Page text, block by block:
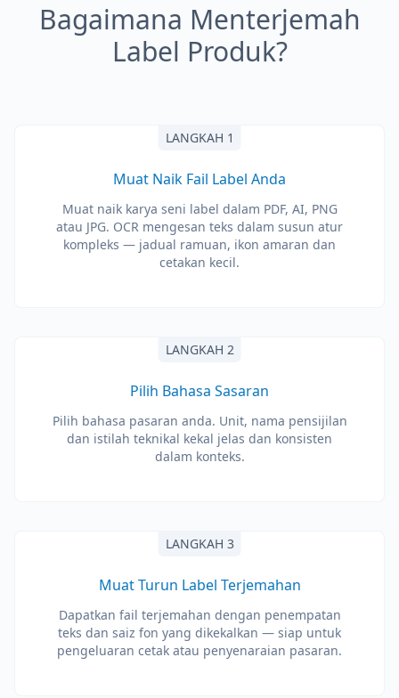
Bagaimana Menterjemah
Label Produk?
LANGKAH 1
Muat Naik Fail Label Anda
Muat naik karya seni label dalam PDF, AI, PNG
atau JPG. OCR mengesan teks dalam susun atur
kompleks — jadual ramuan, ikon amaran dan
cetakan kecil.
LANGKAH 2
Pilih Bahasa Sasaran
Pilih bahasa pasaran anda. Unit, nama pensijilan
dan istilah teknikal kekal jelas dan konsisten
dalam konteks.
LANGKAH 3
Muat Turun Label Terjemahan
Dapatkan fail terjemahan dengan penempatan
teks dan saiz fon yang dikekalkan — siap untuk
pengeluaran cetak atau penyenaraian pasaran.